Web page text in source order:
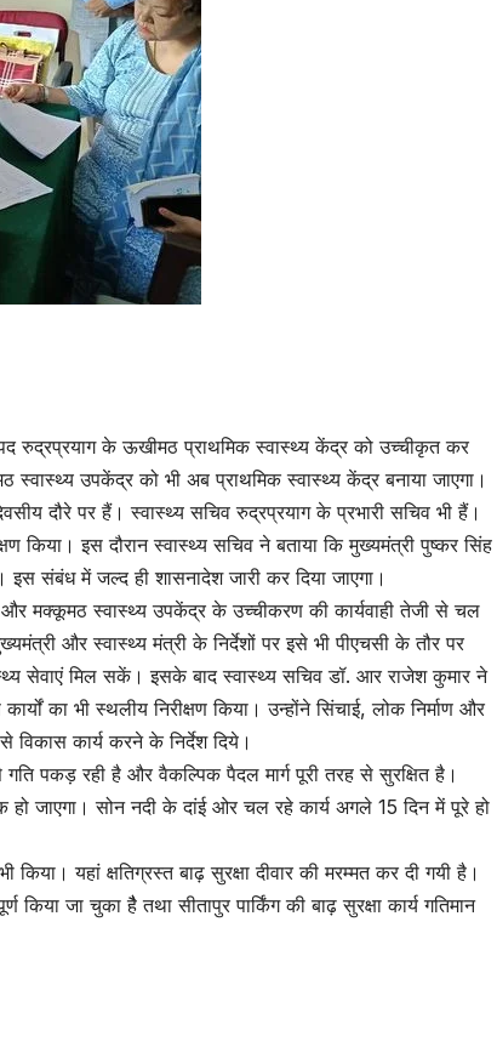
रुद्रप्रयाग के ऊखीमठ प्राथमिक स्वास्थ्य केंद्र को उच्चीकृत कर
उपकेंद्र को भी अब प्राथमिक स्वास्थ्य केंद्र बनाया जाएगा।
दौरे पर हैं। स्वास्थ्य सचिव रुद्रप्रयाग के प्रभारी सचिव भी हैं।
किया। इस दौरान स्वास्थ्य सचिव ने बताया कि मुख्यमंत्री पुष्कर सिंह
इस संबंध में जल्द ही शासनादेश जारी कर दिया जाएगा।
मक्कूमठ स्वास्थ्य उपकेंद्र के उच्चीकरण की कार्यवाही तेजी से चल
और स्वास्थ्य मंत्री के निर्देशों पर इसे भी पीएचसी के तौर पर
सेवाएं मिल सकें। इसके बाद स्वास्थ्य सचिव डॉ. आर राजेश कुमार ने
का भी स्थलीय निरीक्षण किया। उन्होंने सिंचाई, लोक निर्माण और
कार्य करने के निर्देश दिये।
गति पकड़ रही है और वैकल्पिक पैदल मार्ग पूरी तरह से सुरक्षित है।
हो जाएगा। सोन नदी के दांई ओर चल रहे कार्य अगले 15 दिन में पूरे हो
किया। यहां क्षतिग्रस्त बाढ़ सुरक्षा दीवार की मरम्मत कर दी गयी है।
किया जा चुका हैै तथा सीतापुर पार्किंग की बाढ़ सुरक्षा कार्य गतिमान